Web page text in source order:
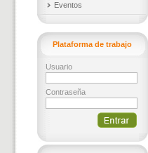
Eventos
Plataforma de trabajo
Usuario
Contraseña